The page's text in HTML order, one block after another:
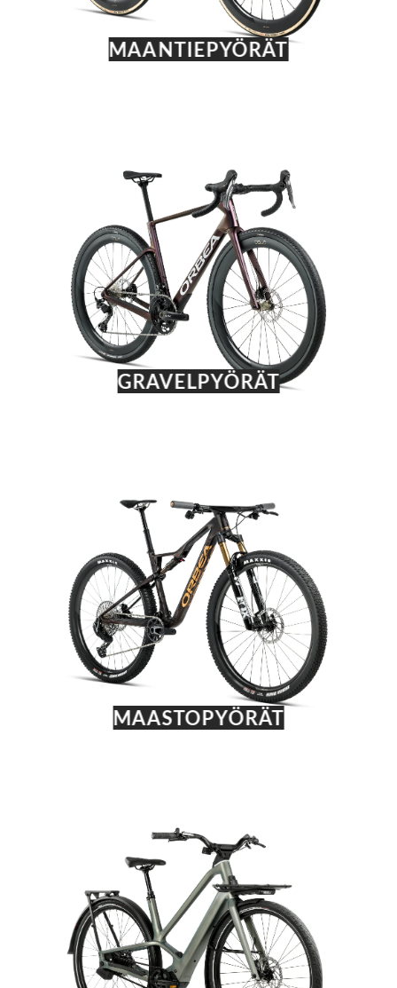
MAANTIEPYÖRÄT
GRAVELPYÖRÄT
MAASTOPYÖRÄT